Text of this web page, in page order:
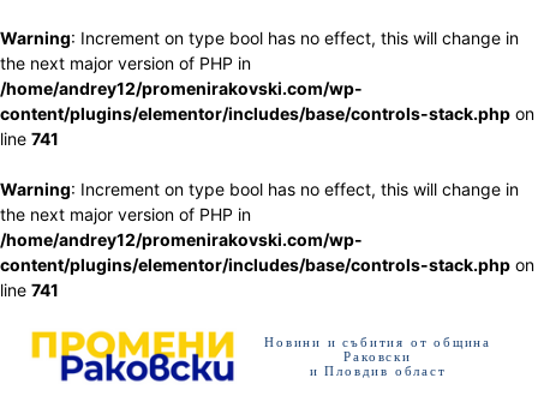
Warning: Increment on type bool has no effect, this will change in
the next major version of PHP in
/home/andrey12/promenirakovski.com/wp-
content/plugins/elementor/includes/base/controls-stack.php on
line 741
Warning: Increment on type bool has no effect, this will change in
the next major version of PHP in
/home/andrey12/promenirakovski.com/wp-
content/plugins/elementor/includes/base/controls-stack.php on
line 741
Новини и събития от община
Раковски
и Пловдив област